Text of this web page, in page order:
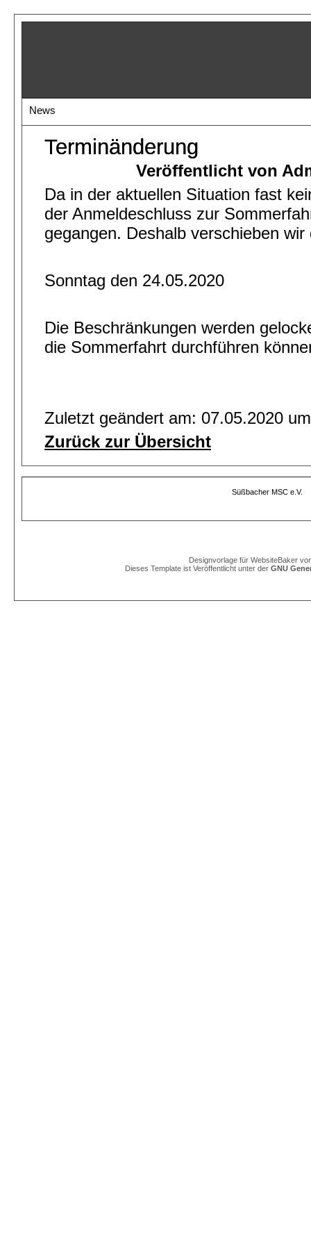
News
Terminänderung
Veröffentlicht von
Da in der aktuellen Situation fast
der Anmeldeschluss zur
gegangen. Deshalb verschieben
Sonntag den 24.05.2020
Die Beschränkungen werden
die Sommerfahrt durchführen
Zuletzt geändert am: 07.05.2020
Zurück zur Übersicht
Süßbacher MSC e.V.
Designvorlage für WebsiteBaker
Dieses Template ist Veröffentlicht unter der GNU